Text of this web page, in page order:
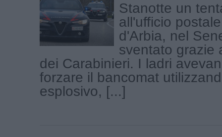
Stanotte un
all'ufficio
d'Arbia, nel
sventato grazie
dei Carabinieri. I ladri
forzare il bancomat
esplosivo, [...]